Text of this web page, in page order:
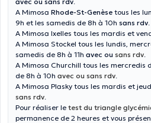
A Mimosa Rhode-St-Genèse tous les
9h et les samedis de 8h à 10h sans rdv.
A Mimosa Ixelles tous les mardis et
A Mimosa Stockel tous les lundis,
samedis de 8h à 11h avec ou sans rdv.
A Mimosa Churchill tous les mercredis
de 8h à 10h avec ou sans rdv.
A Mimosa Plasky tous les mardis et
sans rdv.
Pour réaliser le test du triangle
permanence de 2 heures et vous